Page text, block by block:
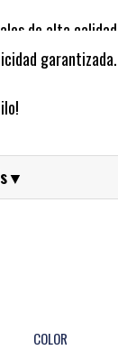
de alta
estable
Birkenstock.
más
garantizada.
▼
COLOR